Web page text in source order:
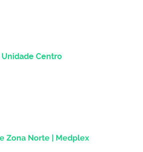
Unidade Centro
Zona Norte | Medplex